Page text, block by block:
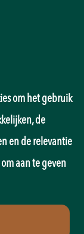
om het gebruik
de
en de relevantie
aan te geven